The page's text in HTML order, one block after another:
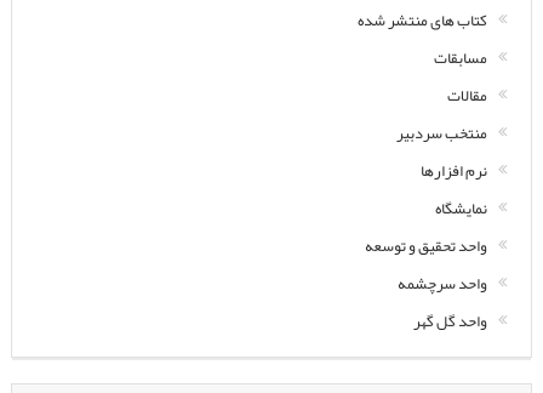
کتاب های منتشر شده
مسابقات
مقالات
منتخب سردبیر
نرم افزارها
نمایشگاه
واحد تحقیق و توسعه
واحد سرچشمه
واحد گل گهر